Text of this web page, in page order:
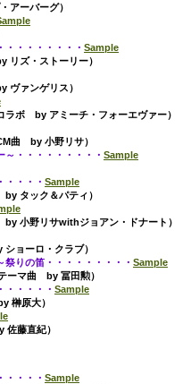
アーバーグ）
・・・・・・・・ Sample
リズ・ストーリー）
ヴァンゲリス）
ラボ by アミーチ・フォーエヴァー）
曲 by 小野リサ）
～・・・・・・・・・ Sample
・・・・ Sample
タック＆パティ）
小野リサwithジョアン・ドナート）
ョーロ・クラブ）
りの笛・・・・・・・・・ Sample
ーマ曲 by 冨田勲）
・・・・・ Sample
榊原大）
藤直紀）
・・・・ Sample